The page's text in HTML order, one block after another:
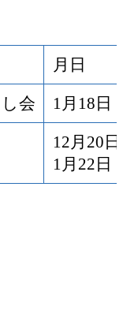
月日
会 1月18日
12月20
1月22日